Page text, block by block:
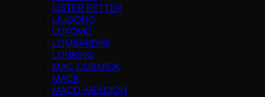
LISTER PETTER
LIUGONG
LOKOMO
LOMBARDINI
LONKING
MAC CORMICK
MACK
MACO-MEUDON